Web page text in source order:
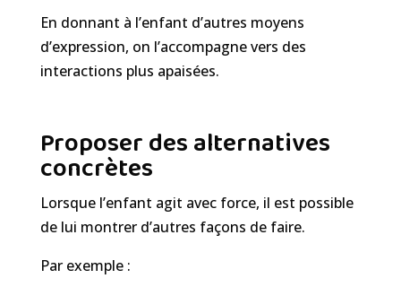
En donnant à l’enfant d’autres moyens
d’expression, on l’accompagne vers des
interactions plus apaisées.
Proposer des alternatives
concrètes
Lorsque l’enfant agit avec force, il est possible
de lui montrer d’autres façons de faire.
Par exemple :